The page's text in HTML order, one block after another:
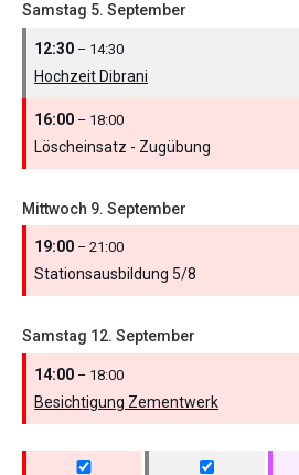
Samstag 5. September
12:30 – 14:30
Hochzeit Dibrani
16:00 – 18:00
Löscheinsatz - Zugübung
Mittwoch 9. September
19:00 – 21:00
Stationsausbildung 5/8
Samstag 12. September
14:00 – 18:00
Besichtigung Zementwerk